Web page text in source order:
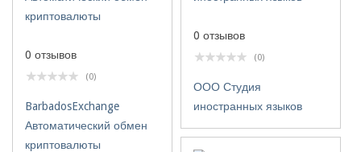
0 отзывов
(0)
BarbadosExchange
Автоматический обмен
криптовалюты
0 отзывов
(0)
ООО Студия
иностранных языков